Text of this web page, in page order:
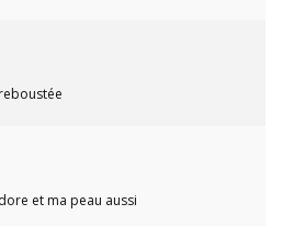
et ma peau aussi